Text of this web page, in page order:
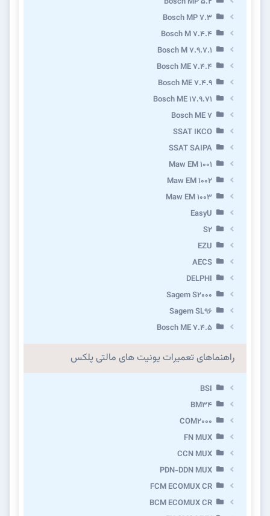
Bosch MP 7.3
Bosch M 7.4.4
Bosch M 7.9.7.1
Bosch ME 7.4.4
Bosch ME 7.4.9
Bosch ME 17.9.71
Bosch ME 7
SSAT IKCO
SSAT SAIPA
Maw EM 1001
Maw EM 1002
Maw EM 1003
EasyU
S2
EZU
AECS
DELPHI
Sagem S2000
Sagem SL96
Bosch ME 7.4.5
راهنماهای تعمیرات یونیت های مالتی پلکس
BSI
BM34
COM2000
FN MUX
CCN MUX
PDN-DDN MUX
FCM ECOMUX CR
BCM ECOMUX CR